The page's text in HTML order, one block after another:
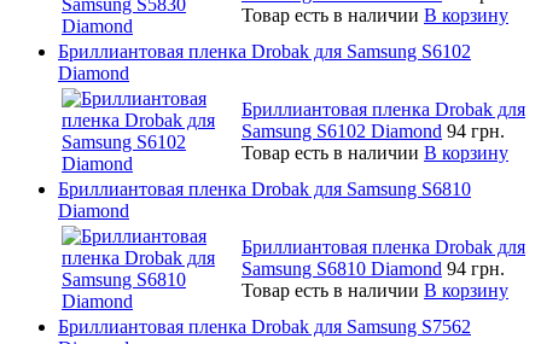
Товар есть в наличии В корзину
Бриллиантовая пленка Drobak для Samsung S6102
Diamond
Бриллиантовая пленка Drobak для
Samsung S6102 Diamond 94 грн.
Товар есть в наличии В корзину
Бриллиантовая пленка Drobak для Samsung S6810
Diamond
Бриллиантовая пленка Drobak для
Samsung S6810 Diamond 94 грн.
Товар есть в наличии В корзину
Бриллиантовая пленка Drobak для Samsung S7562